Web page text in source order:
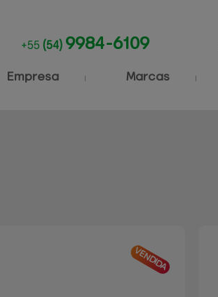
+55 (54) 9984-6109
Empresa Marcas
VENDIDA